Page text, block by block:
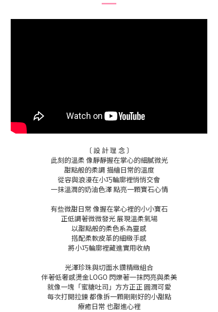
〔 設 計 理 念 〕
此刻的溫柔 像靜靜握在掌心的細膩微光
甜點般的柔調 描繪日常的溫度
從容與浪漫在小巧輪廓裡悄悄交會
一抹溫潤的奶油色澤 點亮一顆寶石心情
有些微甜日常 像握在掌心裡的小小寶石
正低調著微微發光 展現溫柔氣場
以甜點般的柔色系為靈感
搭配柔軟皮革的細緻手感
將小巧輪廓裡藏進實用收納
光澤珍珠與切面水鑽精緻組合
伴著低奢感燙金LOGO 閃爍著一抹閃亮與柔美
就像一塊「蜜糖吐司」方方正正 圓潤可愛
每次打開拉鍊 都像拆一顆剛剛好的小甜點
療癒日常 也甜進心裡